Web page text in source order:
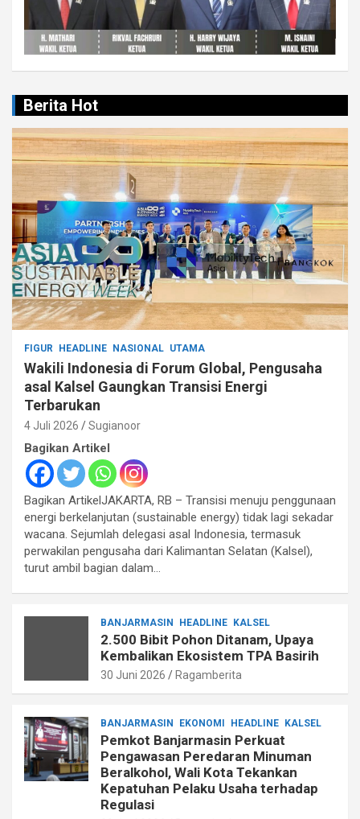
Berita Hot
FIGUR HEADLINE NASIONAL UTAMA
Wakili Indonesia di Forum Global, Pengusaha
asal Kalsel Gaungkan Transisi Energi
Terbarukan
4 Juli 2026 Sugianoor
Bagikan Artikel
Bagikan ArtikelJAKARTA, RB – Transisi menuju penggunaan
energi berkelanjutan (sustainable energy) tidak lagi sekadar
wacana. Sejumlah delegasi asal Indonesia, termasuk
perwakilan pengusaha dari Kalimantan Selatan (Kalsel),
turut ambil bagian dalam…
BANJARMASIN HEADLINE KALSEL
2.500 Bibit Pohon Ditanam, Upaya
Kembalikan Ekosistem TPA Basirih
30 Juni 2026 Ragamberita
BANJARMASIN EKONOMI HEADLINE KALSEL
Pemkot Banjarmasin Perkuat
Pengawasan Peredaran Minuman
Beralkohol, Wali Kota Tekankan
Kepatuhan Pelaku Usaha terhadap
Regulasi